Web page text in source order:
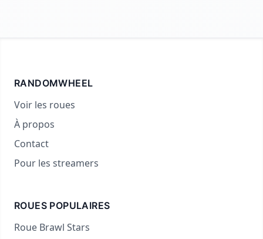
RANDOMWHEEL
Voir les roues
À propos
Contact
Pour les streamers
ROUES POPULAIRES
Roue Brawl Stars